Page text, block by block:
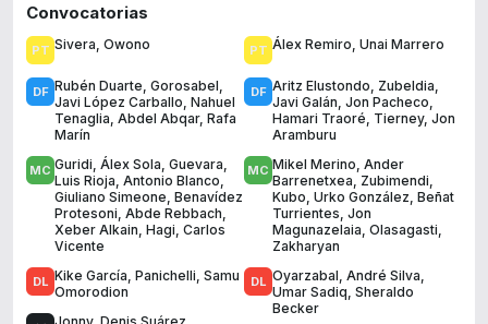
Convocatorias
Sivera Owono
Rubén Duarte Gorosabel
Javi López Carballo Nahuel
Tenaglia Abdel Abqar, Rafa
Marín
Guridi Álex Sola Guevara
Luis Rioja Antonio Blanco
Giuliano Simeone Benavídez
Protesoni Abde Rebbach
Xeber Alkain Hagi Carlos
Vicente
Kike García Panichelli Samu
Omorodion
Álex Remiro Unai Marrero
Aritz Elustondo Zubeldia
Javi Galán Jon Pacheco
Hamari Traoré Tierney, Jon
Aramburu
Mikel Merino Ander
Barrenetxea Zubimendi
Kubo Urko González Beñat
Turrientes Jon
Magunazelaia Olasagasti
Zakharyan
Oyarzabal André Silva
Umar Sadiq Sheraldo
Becker